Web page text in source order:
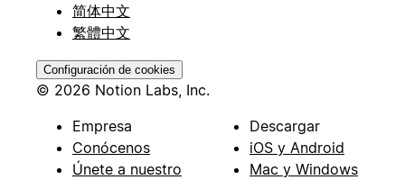
简体中文
繁體中文
Configuración de cookies
© 2026 Notion Labs, Inc.
Empresa
Conócenos
Únete a nuestro
Descargar
iOS y Android
Mac y Windows